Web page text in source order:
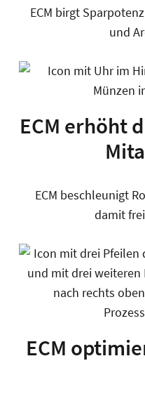
ECM birgt
und
ECM erhöht
ECM beschleunigt
damit
ECM